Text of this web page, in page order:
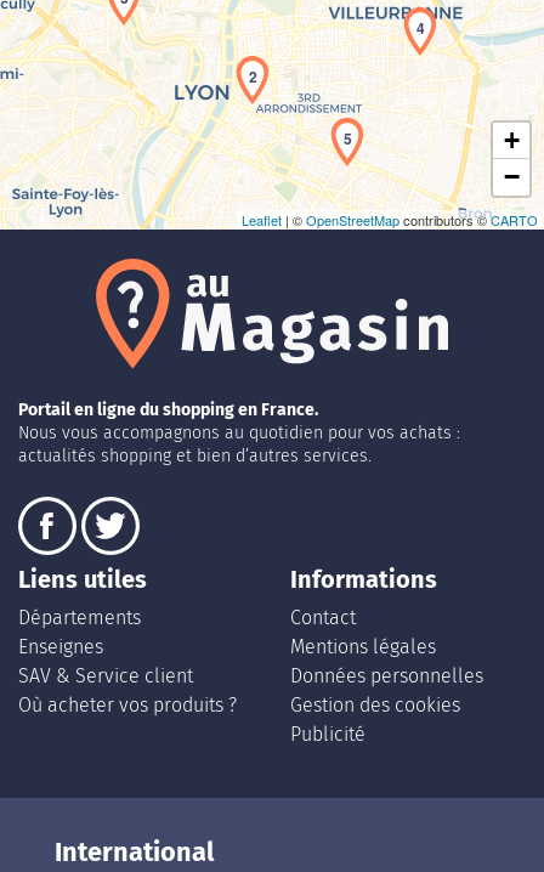
Chargement de la carte en cours...
2
4
5
+
−
Leaflet | ©OpenStreetMapcontributors ©CARTO
Portail en ligne du shopping en France.
Nous vous accompagnons au quotidien pour vos achats :
actualités shopping et bien d’autres services.
Liens utiles
Départements
Enseignes
SAV & Service client
Où acheter vos produits ?
Informations
Contact
Mentions légales
Données personnelles
Gestion des cookies
Publicité
International